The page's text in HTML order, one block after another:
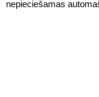
nepieciešamas